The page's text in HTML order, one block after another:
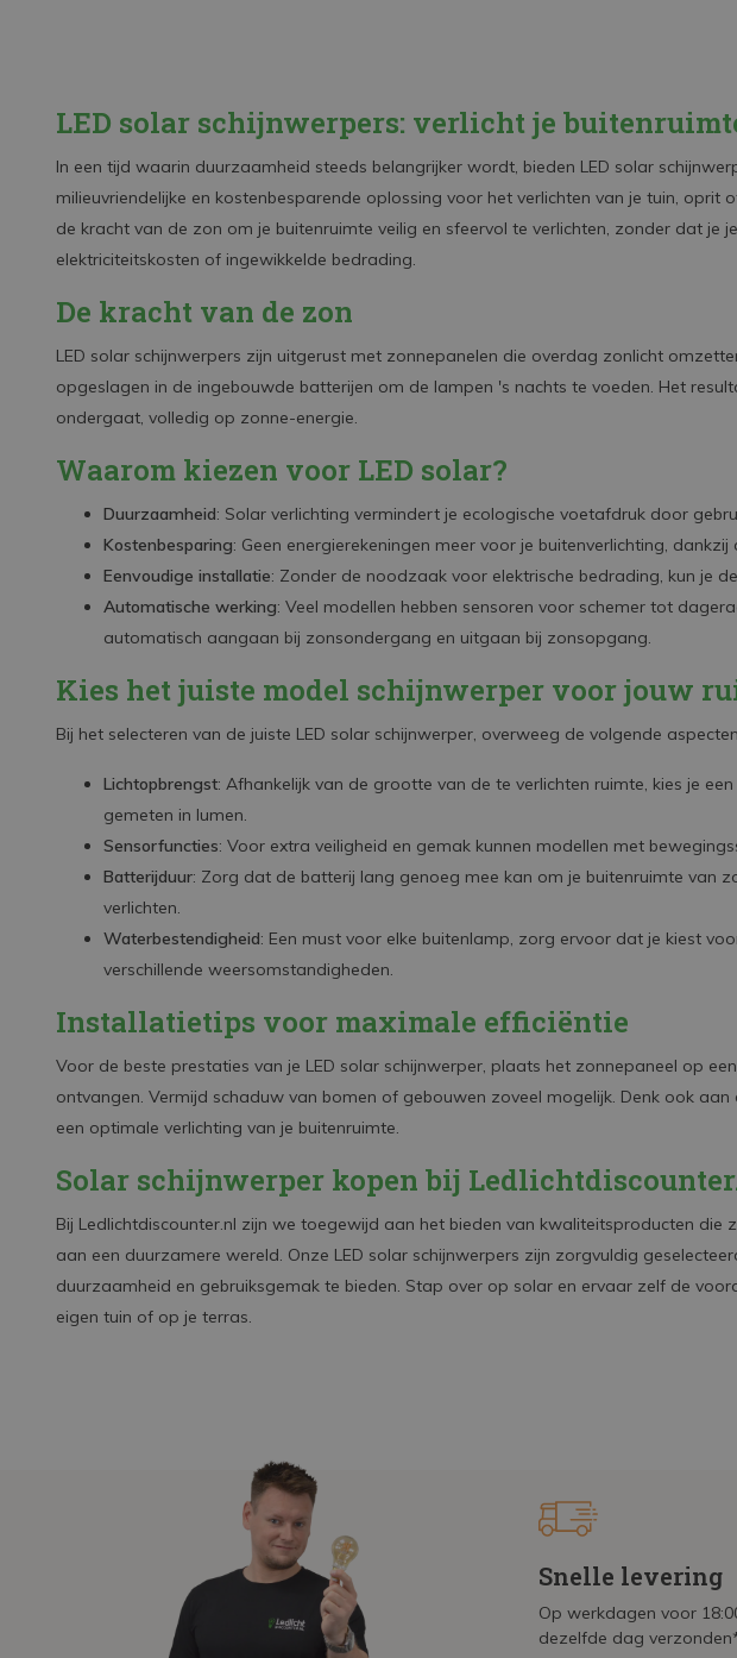
LED solar schijnwerpers: verlicht je
In een tijd waarin duurzaamheid steeds belangrijker wordt, bieden LED solar
milieuvriendelijke en kostenbesparende oplossing voor het verlichten van je tuin, oprit
de kracht van de zon om je buitenruimte veilig en sfeervol te verlichten, zonder dat je
elektriciteitskosten of ingewikkelde bedrading.
De kracht van de zon
LED solar schijnwerpers zijn uitgerust met zonnepanelen die overdag zonlicht
opgeslagen in de ingebouwde batterijen om de lampen 's nachts te voeden. Het
ondergaat, volledig op zonne-energie.
Waarom kiezen voor LED solar?
Duurzaamheid: Solar verlichting vermindert je ecologische voetafdruk door
Kostenbesparing: Geen energierekeningen meer voor je buitenverlichting, dankzij
Eenvoudige installatie: Zonder de noodzaak voor elektrische bedrading, kun je
Automatische werking: Veel modellen hebben sensoren voor schemer tot
automatisch aangaan bij zonsondergang en uitgaan bij zonsopgang.
Kies het juiste model schijnwerper voor jouw
Bij het selecteren van de juiste LED solar schijnwerper, overweeg de volgende
Lichtopbrengst: Afhankelijk van de grootte van de te verlichten ruimte, kies je
gemeten in lumen.
Sensorfuncties: Voor extra veiligheid en gemak kunnen modellen met
Batterijduur: Zorg dat de batterij lang genoeg mee kan om je buitenruimte van
verlichten.
Waterbestendigheid: Een must voor elke buitenlamp, zorg ervoor dat je kiest
verschillende weersomstandigheden.
Installatietips voor maximale efficiëntie
Voor de beste prestaties van je LED solar schijnwerper, plaats het zonnepaneel op
ontvangen. Vermijd schaduw van bomen of gebouwen zoveel mogelijk. Denk ook
een optimale verlichting van je buitenruimte.
Solar schijnwerper kopen bij
Bij Ledlichtdiscounter.nl zijn we toegewijd aan het bieden van kwaliteitsproducten die
aan een duurzamere wereld. Onze LED solar schijnwerpers zijn zorgvuldig
duurzaamheid en gebruiksgemak te bieden. Stap over op solar en ervaar zelf de
eigen tuin of op je terras.
Snelle levering
Op werkdagen voor
dezelfde dag